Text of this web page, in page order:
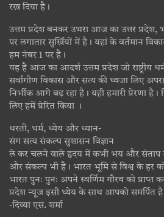
रख दिया है।
उत्तम प्रदेश बनकर उभरा आज का उत्तर प्रदेश,
पर लगातार सुर्खियों में है। यहां के वर्तमान
हम नंबर 1 पर है।
यह है आज का आदर्श उत्तम प्रदेश जो राष्ट्रीय
सर्वांगीण विकास और सत्य की ध्वजा लिए
निर्भीक आगे बढ़ रहा है। यही हमारी प्रेरणा
लिए हमें प्रेरित किया ।
धरती, धर्म, ध्येय और ध्यान-
संग सत्य संकल्प सुशासन विज्ञान
ले कर चलने वाले हृदय में कभी भय और संताप
और संकल्प भी है। भारत भूमि से विश्व के हर
भारत पुनः पुनः अपने स्वर्णिम गौरव को प्राप्त
प्रदेश न्यूज इसी ध्येय के साथ आपको समर्पित है
-दिव्या एस. शर्मा